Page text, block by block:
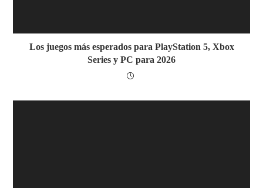
Los juegos más esperados para PlayStation 5, Xbox
Series y PC para 2026